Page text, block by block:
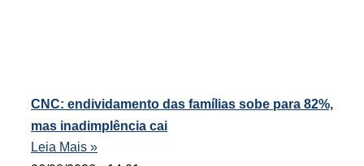
CNC: endividamento das famílias sobe para 82%,
mas inadimplência cai
Leia Mais »